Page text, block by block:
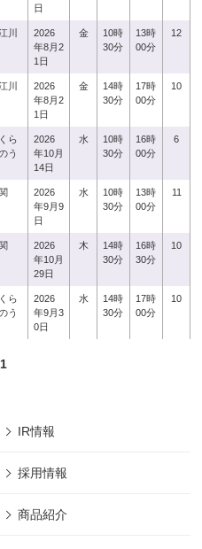
日
川
2026
年8月2
1日
金
10時
30分
13時
00分
12
川
2026
年8月2
1日
金
14時
30分
17時
00分
10
くら
う
2026
年10月
14日
水
10時
30分
16時
00分
6
2026
年9月9
日
水
10時
30分
13時
00分
11
2026
年10月
29日
木
14時
30分
16時
30分
10
くら
う
2026
年9月3
0日
水
14時
30分
17時
00分
10
1
IR情報
採用情報
商品紹介